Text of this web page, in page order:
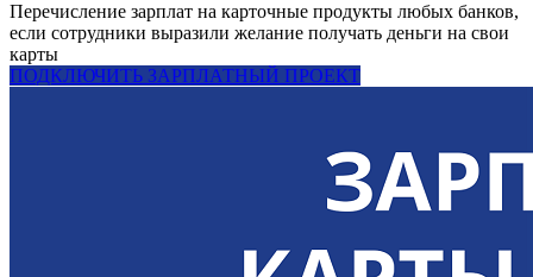
Перечисление зарплат на карточные продукты любых банков,
если сотрудники выразили желание получать деньги на свои
карты
ПОДКЛЮЧИТЬ ЗАРПЛАТНЫЙ ПРОЕКТ